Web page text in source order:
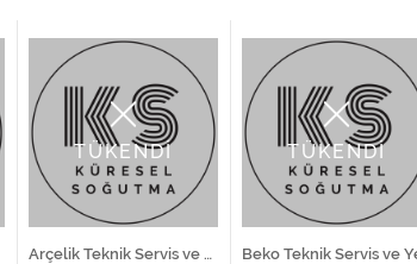
TÜKENDİ
Arçelik Teknik Servis ve Yedek Parça Hizmetleri
TÜKENDİ